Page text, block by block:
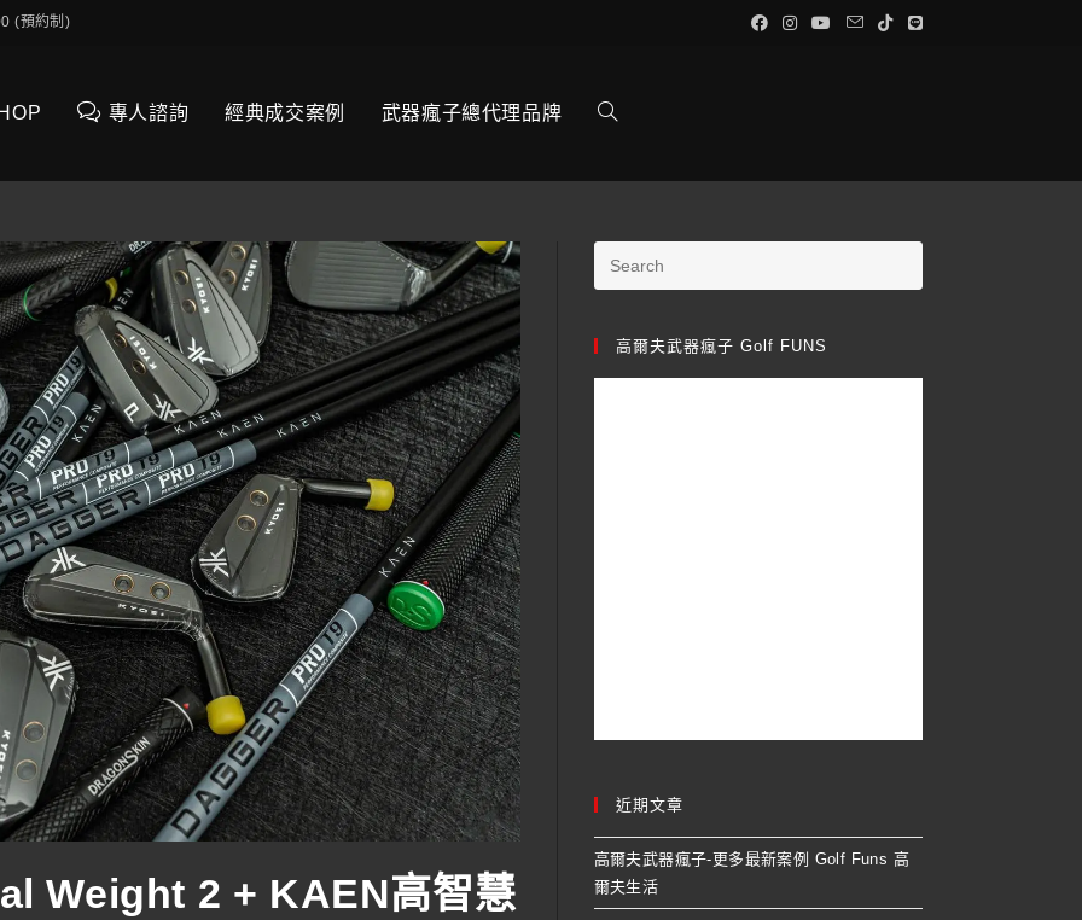
(預約制)
專人諮詢 經典成交案例 武器瘋子總代理品牌
Weight 2 + KAEN高智慧
高爾夫武器瘋子 Golf FUNS
近期文章
高爾夫武器瘋子-更多最新案例 Golf Funs 高
爾夫生活